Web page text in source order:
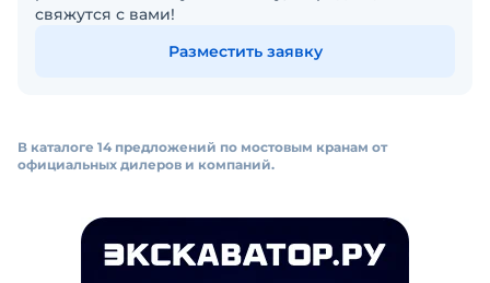
свяжутся с вами!
Разместить заявку
В каталоге 14 предложений по мостовым кранам от
официальных дилеров и компаний.